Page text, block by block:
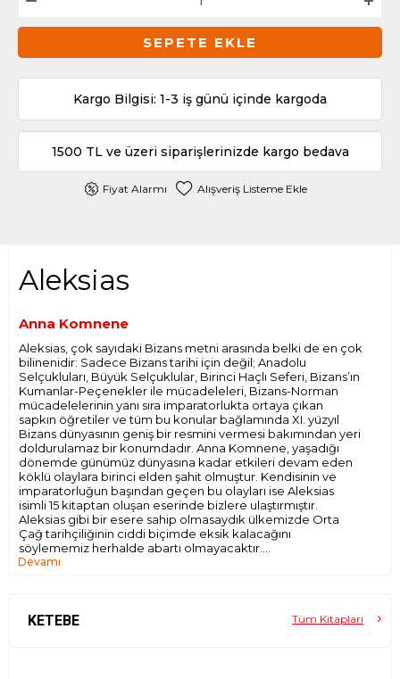
SEPETE EKLE
Kargo Bilgisi: 1-3 iş günü içinde kargoda
1500 TL ve üzeri siparişlerinizde kargo bedava
Fiyat Alarmı Alışveriş Listeme Ekle
Aleksias
Anna Komnene
Aleksias, çok sayıdaki Bizans metni arasında belki de en çok
bilinenidir: Sadece Bizans tarihi için değil; Anadolu
Selçukluları, Büyük Selçuklular, Birinci Haçlı Seferi, Bizans’ın
Kumanlar-Peçenekler ile mücadeleleri, Bizans-Norman
mücadelelerinin yanı sıra imparatorlukta ortaya çıkan
sapkın öğretiler ve tüm bu konular bağlamında XI. yüzyıl
Bizans dünyasının geniş bir resmini vermesi bakımından yeri
doldurulamaz bir konumdadır. Anna Komnene, yaşadığı
dönemde günümüz dünyasına kadar etkileri devam eden
köklü olaylara birinci elden şahit olmuştur. Kendisinin ve
imparatorluğun başından geçen bu olayları ise Aleksias
isimli 15 kitaptan oluşan eserinde bizlere ulaştırmıştır.
Aleksias gibi bir esere sahip olmasaydık ülkemizde Orta
Çağ tarihçiliğinin ciddi biçimde eksik kalacağını
söylememiz herhalde abartı olmayacaktır.
Anna Komnene’nin diğer bir önemi ise dünya tarihinde bir
yazan erkeklerin egemenliğinde olduğu düşünüldüğünde
Devamı
KETEBE Tüm Kitapları